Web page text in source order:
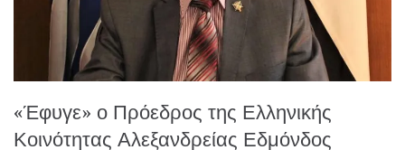
«Έφυγε» ο Πρόεδρος της Ελληνικής
Κοινότητας Αλεξανδρείας Εδμόνδος